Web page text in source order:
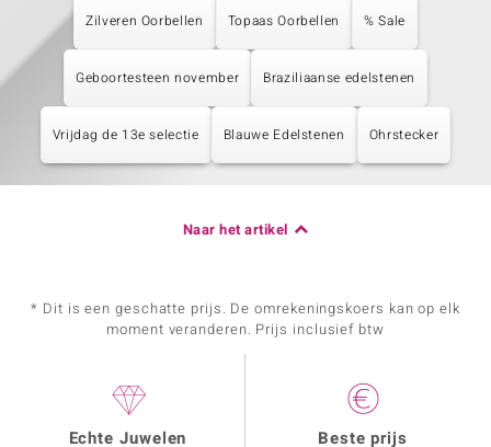
Zilveren Oorbellen Topaas Oorbellen % Sale
Geboortesteen november Braziliaanse edelstenen
Vrijdag de 13e selectie Blauwe Edelstenen Ohrstecker
Naar het artikel
* Dit is een geschatte prijs. De omrekeningskoers kan op elk
moment veranderen. Prijs inclusief btw
Echte Juwelen Beste prijs